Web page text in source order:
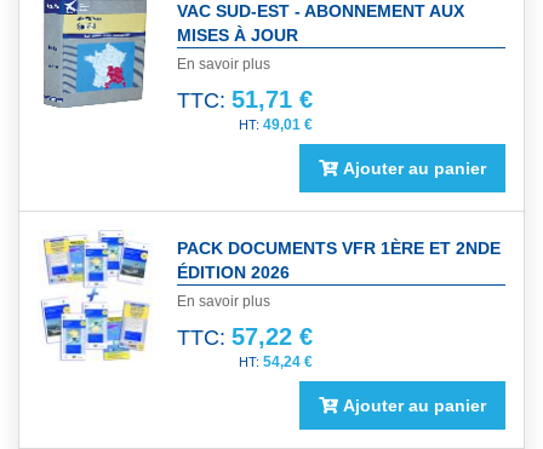
VAC SUD-EST - ABONNEMENT AUX
MISES À JOUR
En savoir plus
TTC: 51,71 €
49,01 €
Ajouter au panier
PACK DOCUMENTS VFR 1ÈRE ET 2NDE
ÉDITION 2026
En savoir plus
TTC: 57,22 €
54,24 €
Ajouter au panier